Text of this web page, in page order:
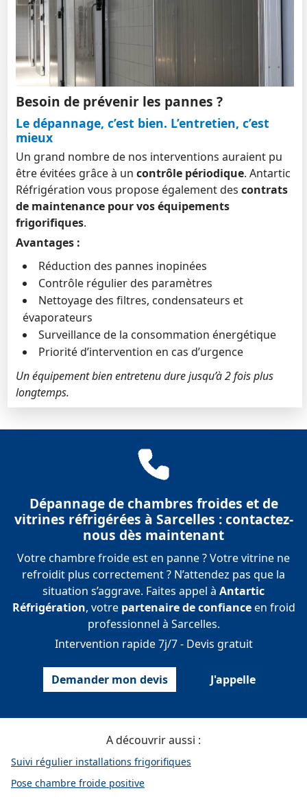
Besoin de prévenir les pannes ?
Le dépannage, c’est bien. L’entretien, c’est
mieux
Un grand nombre de nos interventions auraient pu
être évitées grâce à un contrôle périodique. Antartic
Réfrigération vous propose également des contrats
de maintenance pour vos équipements
frigorifiques.
Avantages :
Réduction des pannes inopinées
Contrôle régulier des paramètres
Nettoyage des filtres, condensateurs et
évaporateurs
Surveillance de la consommation énergétique
Priorité d’intervention en cas d’urgence
Un équipement bien entretenu dure jusqu’à 2 fois plus
longtemps.
Dépannage de chambres froides et de
vitrines réfrigérées à Sarcelles : contactez-
nous dès maintenant
Votre chambre froide est en panne ? Votre vitrine ne
refroidit plus correctement ? N’attendez pas que la
situation s’aggrave. Faites appel à Antartic
Réfrigération, votre partenaire de confianceen froid
professionnel à Sarcelles.
Intervention rapide 7j/7 - Devis gratuit
Demander mon devis J'appelle
A découvrir aussi :
Suivi régulier installations frigorifiques
Pose chambre froide positive